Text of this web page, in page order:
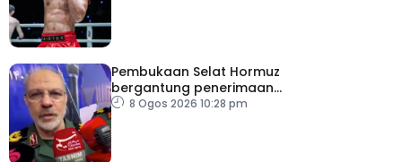
Pembukaan Selat Hormuz
bergantung penerimaan
AS – IRGC
8 Ogos 2026 10:28 pm